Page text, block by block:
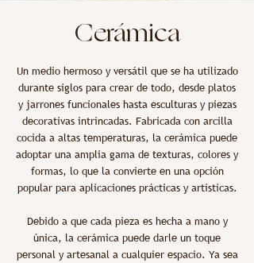
Cerámica
Un medio hermoso y versátil que se ha utilizado
durante siglos para crear de todo, desde platos
y jarrones funcionales hasta esculturas y piezas
decorativas intrincadas. Fabricada con arcilla
cocida a altas temperaturas, la cerámica puede
adoptar una amplia gama de texturas, colores y
formas, lo que la convierte en una opción
popular para aplicaciones prácticas y artísticas.
Debido a que cada pieza es hecha a mano y
única, la cerámica puede darle un toque
personal y artesanal a cualquier espacio. Ya sea